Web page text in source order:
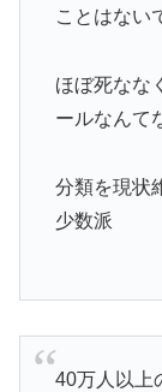
ことはない
ほぼ死なな
ールなんて
分類を現状
少数派
40万人以上